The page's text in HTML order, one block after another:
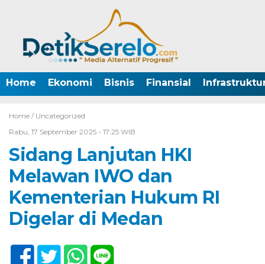
Home Ekonomi Bisnis Finansial
Home / Uncategorized
Rabu, 17 September 2025 - 17:25 WIB
Sidang Lanjutan HKI
Melawan IWO dan
Kementerian Hukum RI
Digelar di Medan